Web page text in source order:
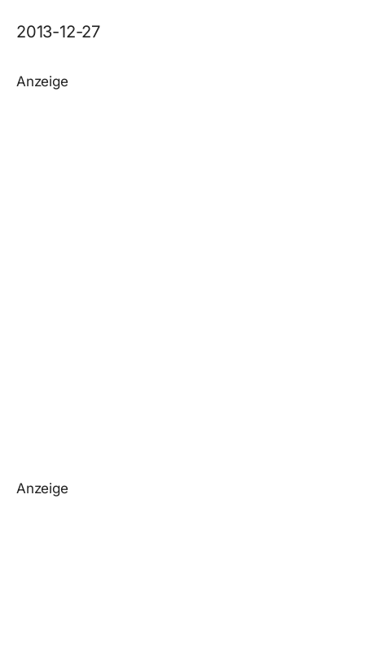
2013-12-27
Anzeige
Anzeige